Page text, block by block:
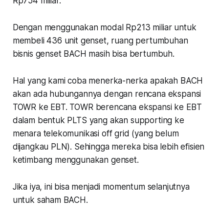
Dengan menggunakan modal Rp213 miliar untuk
membeli 436 unit genset, ruang pertumbuhan
bisnis genset BACH masih bisa bertumbuh.
Hal yang kami coba menerka-nerka apakah BACH
akan ada hubungannya dengan rencana ekspansi
TOWR ke EBT. TOWR berencana ekspansi ke EBT
dalam bentuk PLTS yang akan supporting ke
menara telekomunikasi off grid (yang belum
dijangkau PLN). Sehingga mereka bisa lebih efisien
ketimbang menggunakan genset.
Jika iya, ini bisa menjadi momentum selanjutnya
untuk saham BACH.